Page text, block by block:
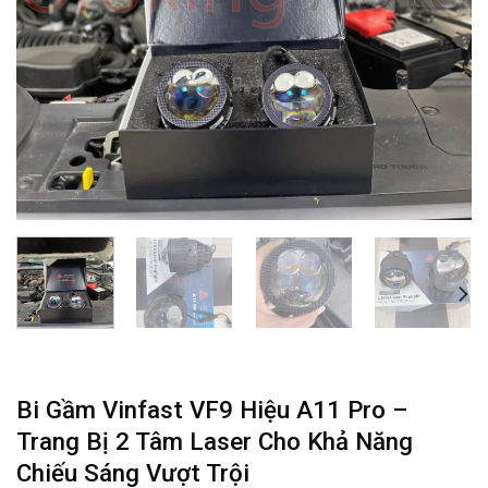
Bi Gầm Vinfast VF9 Hiệu A11 Pro –
Trang Bị 2 Tâm Laser Cho Khả Năng
Chiếu Sáng Vượt Trội